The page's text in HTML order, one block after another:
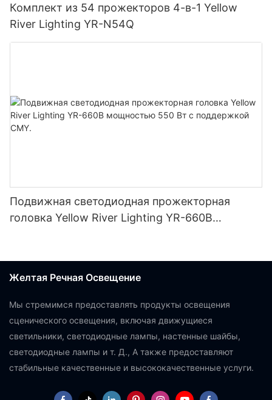
Комплект из 54 прожекторов 4-в-1 Yellow
River Lighting YR-N54Q
Подвижная светодиодная прожекторная
головка Yellow River Lighting YR-660B
Желтая Речная Освещение
Мы стремимся предоставлять продукты освещения
сценического освещения, включая движущиеся
светильники, светодиодные лампы, настенные шайбы,
светодиодные лампы и т. Д., А также предоставляют
стабильные качественные и высококачественные услуги.